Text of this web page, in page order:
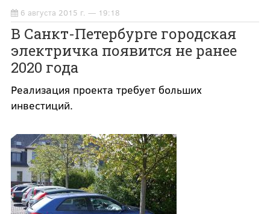
6 августа 2015 г. — 19:18
В Санкт-Петербурге городская
электричка появится не ранее
2020 года
Реализация проекта требует больших
инвестиций.